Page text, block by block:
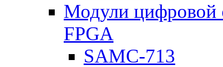
Модули цифровой
FPGA
SAMC-713